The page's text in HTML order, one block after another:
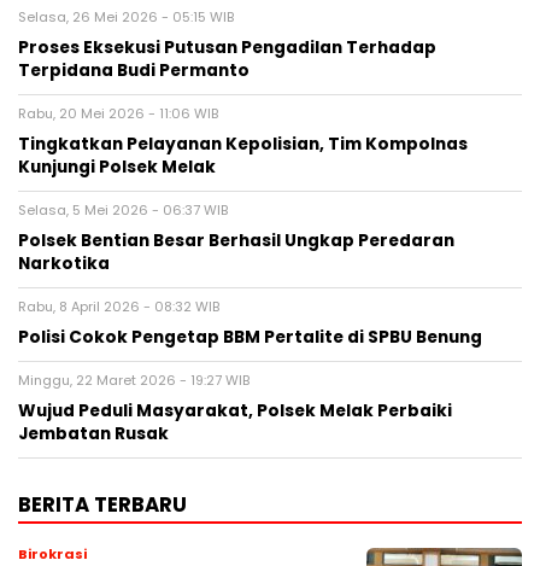
Selasa, 26 Mei 2026 - 05:15 WIB
Proses Eksekusi Putusan Pengadilan Terhadap
Terpidana Budi Permanto
Rabu, 20 Mei 2026 - 11:06 WIB
Tingkatkan Pelayanan Kepolisian, Tim Kompolnas
Kunjungi Polsek Melak
Selasa, 5 Mei 2026 - 06:37 WIB
Polsek Bentian Besar Berhasil Ungkap Peredaran
Narkotika
Rabu, 8 April 2026 - 08:32 WIB
Polisi Cokok Pengetap BBM Pertalite di SPBU Benung
Minggu, 22 Maret 2026 - 19:27 WIB
Wujud Peduli Masyarakat, Polsek Melak Perbaiki
Jembatan Rusak
BERITA TERBARU
Birokrasi